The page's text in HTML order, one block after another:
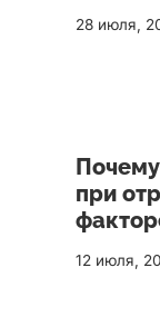
28 июля,
при
12 июля,